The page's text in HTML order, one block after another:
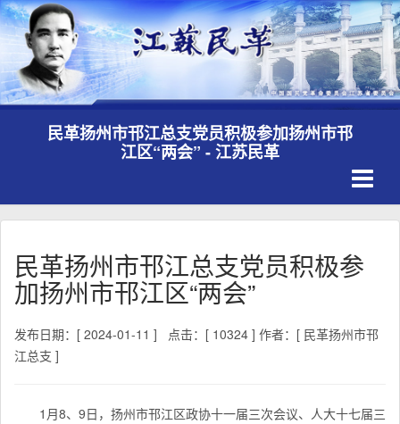
民革扬州市邗江总支党员积极参加扬州市邗
江区“两会” - 江苏民革
民革扬州市邗江总支党员积极参
加扬州市邗江区“两会”
发布日期：[ 2024-01-11 ] 点击：[ 10324 ] 作者：[ 民革扬州市邗
江总支 ]
1月8、9日，扬州市邗江区政协十一届三次会议、人大十七届三